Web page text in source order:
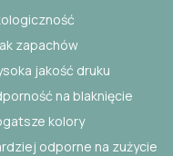
zapachów
jakość druku
na blaknięcie
kolory
odporne na zużycie